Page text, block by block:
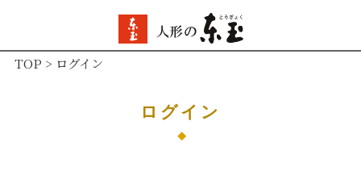
TOP ログイン
ログイン